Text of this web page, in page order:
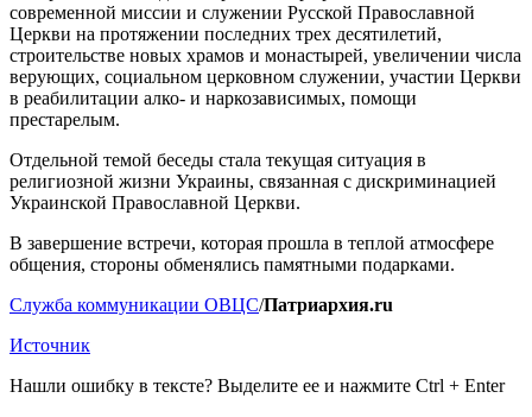
современной миссии и служении Русской Православной
Церкви на протяжении последних трех десятилетий,
строительстве новых храмов и монастырей, увеличении числа
верующих, социальном церковном служении, участии Церкви
в реабилитации алко- и наркозависимых, помощи
престарелым.
Отдельной темой беседы стала текущая ситуация в
религиозной жизни Украины, связанная с дискриминацией
Украинской Православной Церкви.
В завершение встречи, которая прошла в теплой атмосфере
общения, стороны обменялись памятными подарками.
Служба коммуникации ОВЦС/Патриархия.ru
Источник
Нашли ошибку в тексте? Выделите ее и нажмите Ctrl + Enter